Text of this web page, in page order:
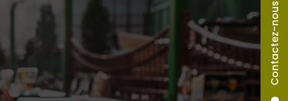
Contactez-nous